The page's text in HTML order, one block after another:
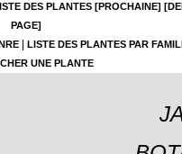
DES PLANTES [PROCHAINE]
PAGE]
|
LISTE DES PLANTES PAR
UNE PLANTE